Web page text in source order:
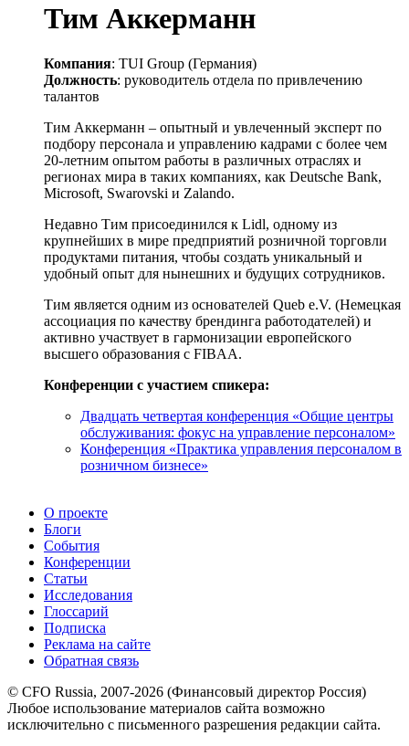
Тим Аккерманн
Компания: TUI Group (Германия)
Должность: руководитель отдела по привлечению
талантов
Тим Аккерманн – опытный и увлеченный эксперт по
подбору персонала и управлению кадрами с более чем
20-летним опытом работы в различных отраслях и
регионах мира в таких компаниях, как Deutsche Bank,
Microsoft, Swarovski и Zalando.
Недавно Тим присоединился к Lidl, одному из
крупнейших в мире предприятий розничной торговли
продуктами питания, чтобы создать уникальный и
удобный опыт для нынешних и будущих сотрудников.
Тим является одним из основателей Queb e.V. (Немецкая
ассоциация по качеству брендинга работодателей) и
активно участвует в гармонизации европейского
высшего образования с FIBAA.
Конференции с участием спикера:
Двадцать четвертая конференция «Общие центры
обслуживания: фокус на управление персоналом»
Конференция «Практика управления персоналом в
розничном бизнесе»
О проекте
Блоги
События
Конференции
Статьи
Исследования
Глоссарий
Подписка
Реклама на сайте
Обратная связь
© CFO Russia, 2007-2026 (Финансовый директор Россия)
Любое использование материалов сайта возможно
исключительно с письменного разрешения редакции сайта.